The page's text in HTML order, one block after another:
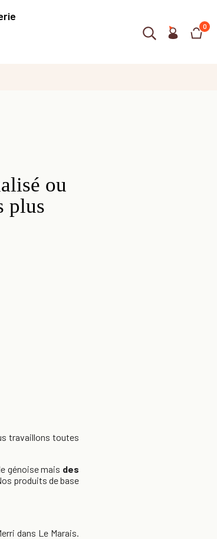
0
ou
plus
travaillons toutes
génoise mais des
produits de base
dans Le Marais.